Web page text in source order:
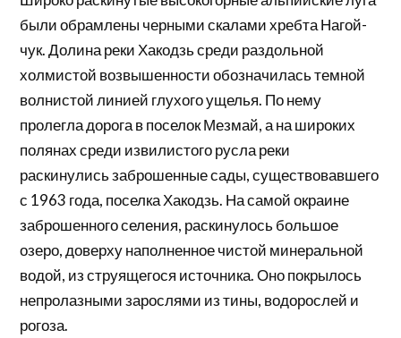
были обрамлены черными скалами хребта Нагой-
чук. Долина реки Хакодзь среди раздольной
холмистой возвышенности обозначилась темной
волнистой линией глухого ущелья. По нему
пролегла дорога в поселок Мезмай, а на широких
полянах среди извилистого русла реки
раскинулись заброшенные сады, существовавшего
с 1963 года, поселка Хакодзь. На самой окраине
заброшенного селения, раскинулось большое
озеро, доверху наполненное чистой минеральной
водой, из струящегося источника. Оно покрылось
непролазными зарослями из тины, водорослей и
рогоза.